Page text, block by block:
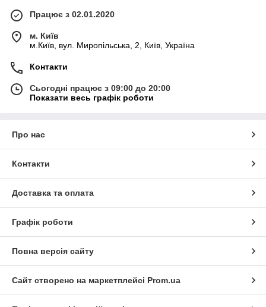
Працює з 02.01.2020
м. Київ
м.Київ, вул. Миропільська, 2, Київ, Україна
Контакти
Сьогодні працює з 09:00 до 20:00
Показати весь графік роботи
Про нас
Контакти
Доставка та оплата
Графік роботи
Повна версія сайту
Сайт створено на маркетплейсі Prom.ua